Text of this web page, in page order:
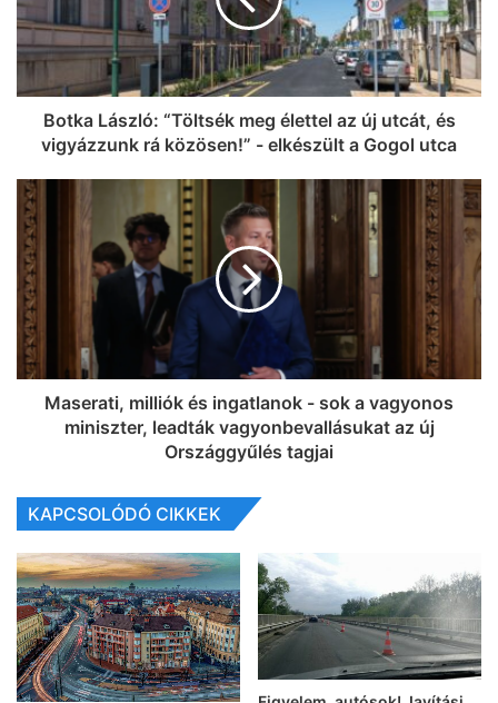
Botka László: “Töltsék meg élettel az új utcát, és
vigyázzunk rá közösen!” - elkészült a Gogol utca
Maserati, milliók és ingatlanok - sok a vagyonos
miniszter, leadták vagyonbevallásukat az új
Országgyűlés tagjai
KAPCSOLÓDÓ CIKKEK